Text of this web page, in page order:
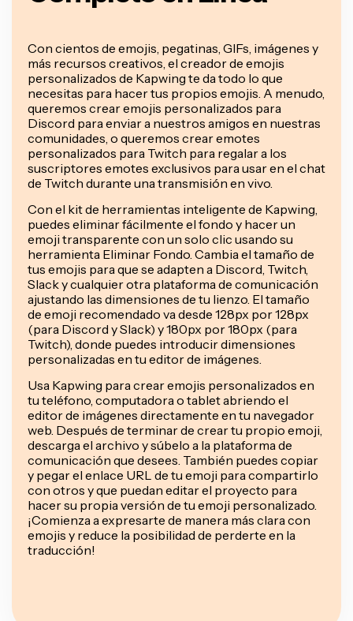
Con cientos de emojis, pegatinas, GIFs, imágenes y
más recursos creativos, el creador de emojis
personalizados de Kapwing te da todo lo que
necesitas para hacer tus propios emojis. A menudo,
queremos crear emojis personalizados para
Discord para enviar a nuestros amigos en nuestras
comunidades, o queremos crear emotes
personalizados para Twitch para regalar a los
suscriptores emotes exclusivos para usar en el chat
de Twitch durante una transmisión en vivo.
Con el kit de herramientas inteligente de Kapwing,
puedes eliminar fácilmente el fondo y hacer un
emoji transparente con un solo clic usando su
herramienta Eliminar Fondo. Cambia el tamaño de
tus emojis para que se adapten a Discord, Twitch,
Slack y cualquier otra plataforma de comunicación
ajustando las dimensiones de tu lienzo. El tamaño
de emoji recomendado va desde 128px por 128px
(para Discord y Slack) y 180px por 180px (para
Twitch), donde puedes introducir dimensiones
personalizadas en tu editor de imágenes.
Usa Kapwing para crear emojis personalizados en
tu teléfono, computadora o tablet abriendo el
editor de imágenes directamente en tu navegador
web. Después de terminar de crear tu propio emoji,
descarga el archivo y súbelo a la plataforma de
comunicación que desees. También puedes copiar
y pegar el enlace URL de tu emoji para compartirlo
con otros y que puedan editar el proyecto para
hacer su propia versión de tu emoji personalizado.
¡Comienza a expresarte de manera más clara con
emojis y reduce la posibilidad de perderte en la
traducción!